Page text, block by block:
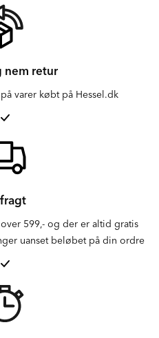
nem retur
varer købt på Hessel.dk
599,- og der er altid gratis
uanset beløbet på din ordre